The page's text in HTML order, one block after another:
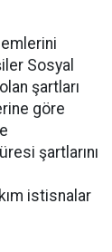
Sosyal
şartları
göre
şartlarını
istisnalar